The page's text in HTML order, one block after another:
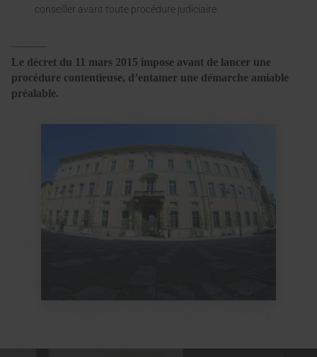
conseiller avant toute procédure judiciaire.
Le décret du 11 mars 2015 impose avant de lancer une
procédure contentieuse, d’entamer une démarche amiable
préalable.